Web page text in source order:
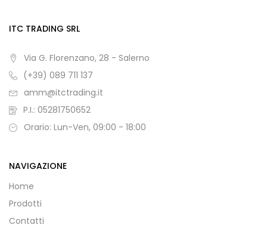
ITC TRADING SRL
Via G. Florenzano, 28 - Salerno
(+39) 089 711 137
amm@itctrading.it
P.I.: 05281750652
Orario: Lun-Ven, 09:00 - 18:00
NAVIGAZIONE
Home
Prodotti
Contatti